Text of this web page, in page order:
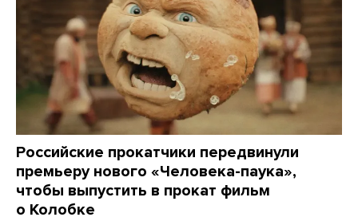
Российские прокатчики передвинули
премьеру нового «Человека-паука»,
чтобы выпустить в прокат фильм
о Колобке